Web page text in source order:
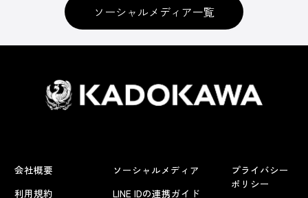
ソーシャルメディア一覧
会社概要
利用規約
ソーシャルメディア
LINE IDの連携ガイド
プライバシー
ポリシー